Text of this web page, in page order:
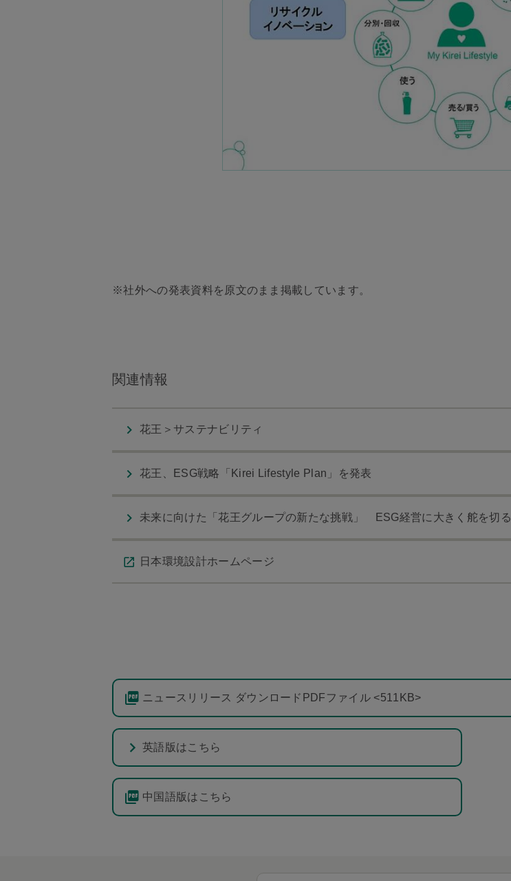
※社外への発表資料を原文のまま掲載しています。
関連情報
花王＞サステナビリティ
花王、ESG戦略「Kirei Lifestyle Plan」を発表
未来に向けた「花王グループの新たな挑戦」 ESG経営に大きく舵を切る
日本環境設計ホームページ
ニュースリリース ダウンロードPDFファイル <511KB>
英語版はこちら
中国語版はこちら